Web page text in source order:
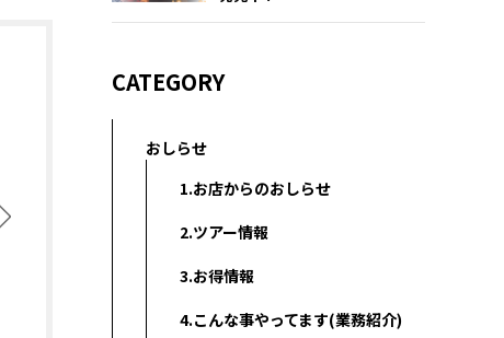
CATEGORY
おしらせ
1.お店からのおしらせ
2.ツアー情報
3.お得情報
4.こんな事やってます(業務紹介)